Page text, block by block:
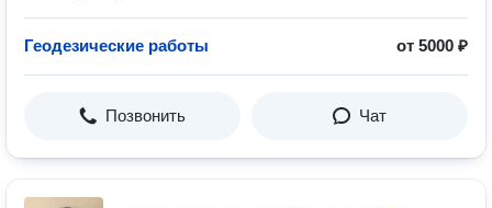
Геодезические работы от 5000 ₽
Позвонить Чат